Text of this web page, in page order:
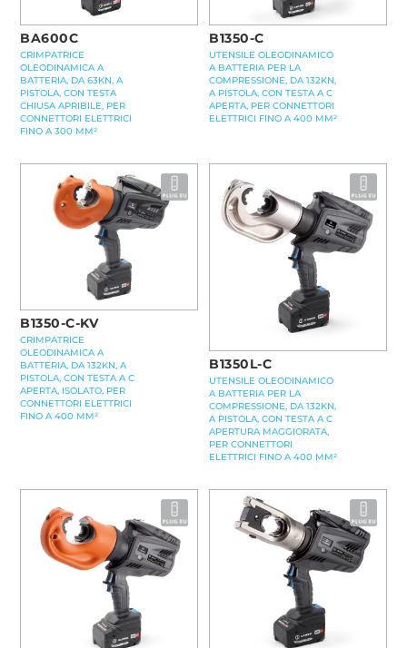
BA600C
CRIMPATRICE
OLEODINAMICA A
BATTERIA, DA 63KN, A
PISTOLA, CON TESTA
CHIUSA APRIBILE, PER
CONNETTORI ELETTRICI
FINO A 300 MM²
B1350-C
UTENSILE OLEODINAMICO
A BATTERIA PER LA
COMPRESSIONE, DA 132KN,
A PISTOLA, CON TESTA A C
APERTA, PER CONNETTORI
ELETTRICI FINO A 400 MM²
B1350-C-KV
CRIMPATRICE
OLEODINAMICA A
BATTERIA, DA 132KN, A
PISTOLA, CON TESTA A C
APERTA, ISOLATO, PER
CONNETTORI ELETTRICI
FINO A 400 MM²
B1350L-C
UTENSILE OLEODINAMICO
A BATTERIA PER LA
COMPRESSIONE, DA 132KN,
A PISTOLA, CON TESTA A C
APERTURA MAGGIORATA,
PER CONNETTORI
ELETTRICI FINO A 400 MM²